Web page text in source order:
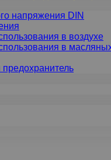
напряжения DIN
в воздухе
в